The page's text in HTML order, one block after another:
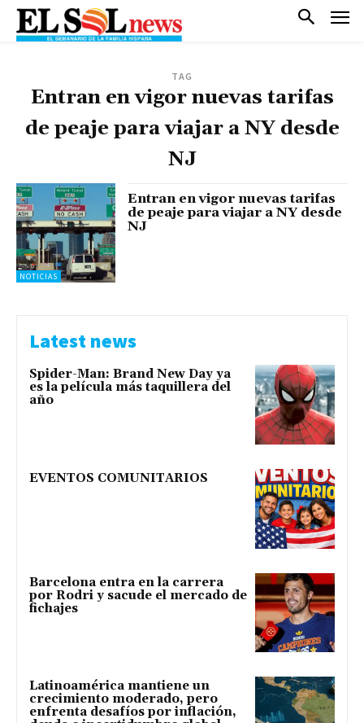
TAG
Entran en vigor nuevas tarifas
de peaje para viajar a NY desde
NJ
NOTICIAS
Entran en vigor nuevas tarifas
de peaje para viajar a NY desde
NJ
Latest news
Spider-Man: Brand New Day ya
es la película más taquillera del
año
EVENTOS COMUNITARIOS
Barcelona entra en la carrera
por Rodri y sacude el mercado de
fichajes
Latinoamérica mantiene un
crecimiento moderado, pero
enfrenta desafíos por inflación,